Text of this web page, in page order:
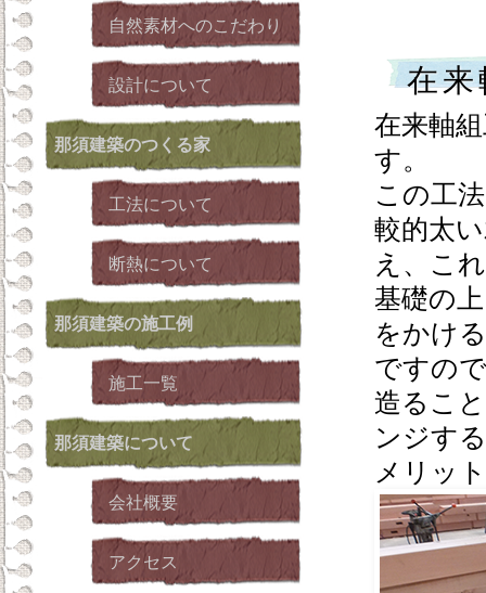
自然素材へのこだわり
設計について
那須建築のつくる家
工法について
断熱について
那須建築の施工例
施工一覧
那須建築について
会社概要
アクセス
在
在来軸
す。
この工
較的太
え、こ
基礎の
をかけ
ですの
造るこ
ンジす
メリッ